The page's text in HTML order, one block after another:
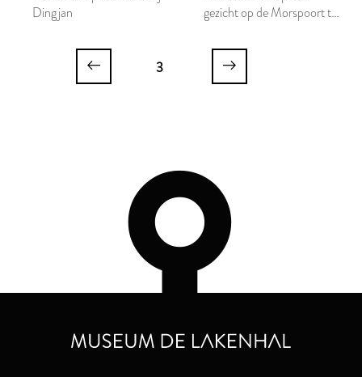
Dingjan
gezicht op de Morspoort te
3